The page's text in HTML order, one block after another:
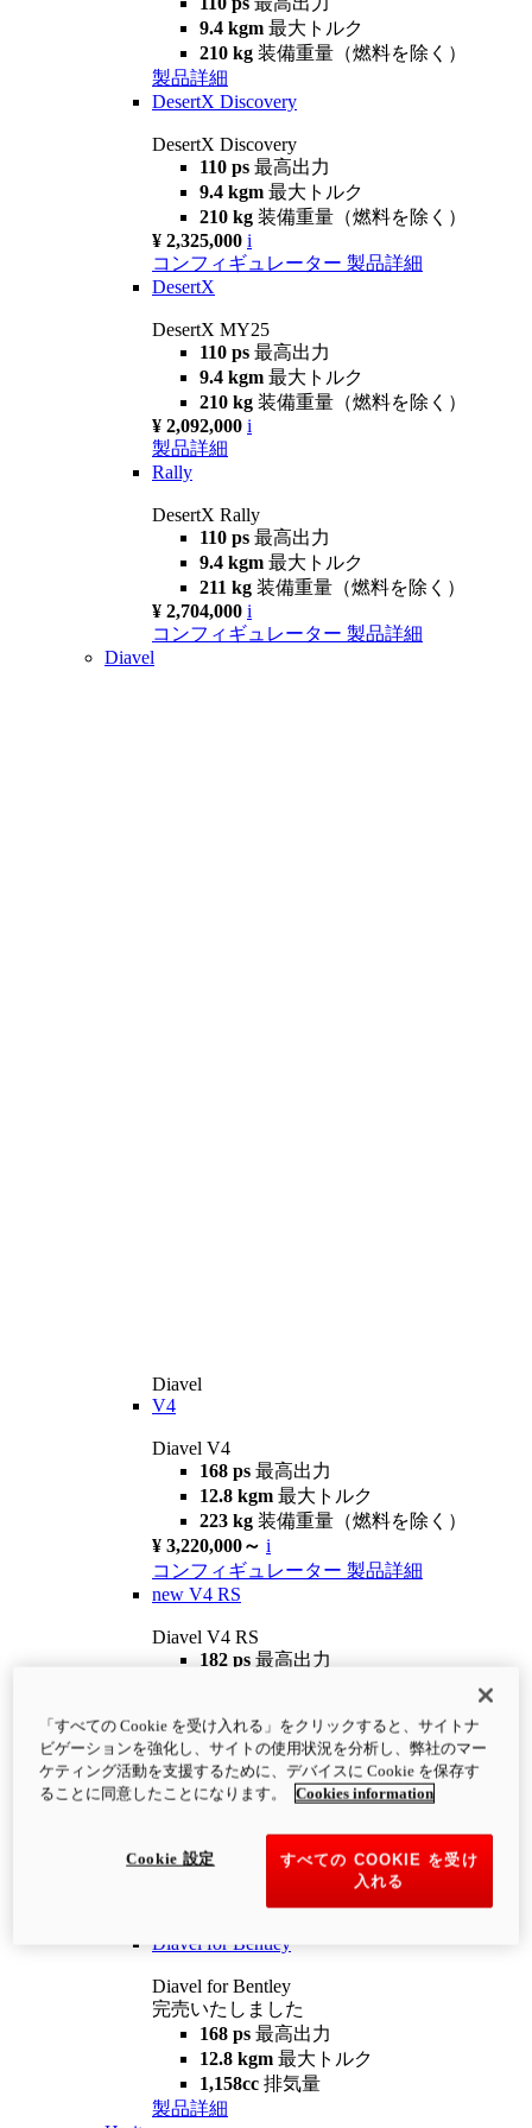
9.4 kgm 最大トルク
210 kg 装備重量（燃料を除く）
製品詳細
DesertX Discovery
DesertX Discovery
110 ps 最高出力
9.4 kgm 最大トルク
210 kg 装備重量（燃料を除く）
¥ 2,325,000 i
コンフィギュレーター 製品詳細
DesertX
DesertX MY25
110 ps 最高出力
9.4 kgm 最大トルク
210 kg 装備重量（燃料を除く）
¥ 2,092,000 i
製品詳細
Rally
DesertX Rally
110 ps 最高出力
9.4 kgm 最大トルク
211 kg 装備重量（燃料を除く）
¥ 2,704,000 i
コンフィギュレーター 製品詳細
Diavel
Diavel
V4
Diavel V4
168 ps 最高出力
12.8 kgm 最大トルク
223 kg 装備重量（燃料を除く）
¥ 3,220,000～ i
コンフィギュレーター 製品詳細
new V4 RS
Diavel V4 RS
182 ps 最高出力
¥4,400,000 i
コンフィギュレーター 製品詳細
newV4 RS 100
12.2 kgm
最大トルク
装備重量（燃料を除く）
Diavel for Bentley
Diavel for Bentley
完売いたしました
168 ps 最高出力
12.8 kgm 最大トルク
1,158cc 排気量
製品詳細
「すべての Cookie を受け入れる」をクリックすると、サイトナ
ビゲーションを強化し、サイトの使用状況を分析し、弊社のマー
ケティング活動を支援するために、デバイスに Cookie を保存す
ることに同意したことになります。
Cookies information
すべての COOKIE を受け
入れる
Cookie 設定